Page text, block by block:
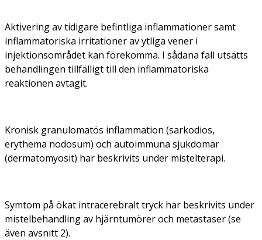
Aktivering av tidigare befintliga inflammationer samt
inflammatoriska irritationer av ytliga vener i
injektionsområdet kan förekomma. I sådana fall utsätts
behandlingen tillfälligt till den inflammatoriska
reaktionen avtagit.
Kronisk granulomatös inflammation (sarkodios,
erythema nodosum) och autoimmuna sjukdomar
(dermatomyosit) har beskrivits under mistelterapi.
Symtom på ökat intracerebralt tryck har beskrivits under
mistelbehandling av hjärntumörer och metastaser (se
även avsnitt 2).